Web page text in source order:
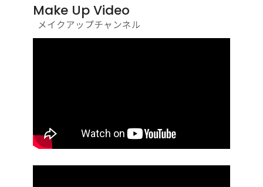
Make Up Video
メイクアップチャンネル